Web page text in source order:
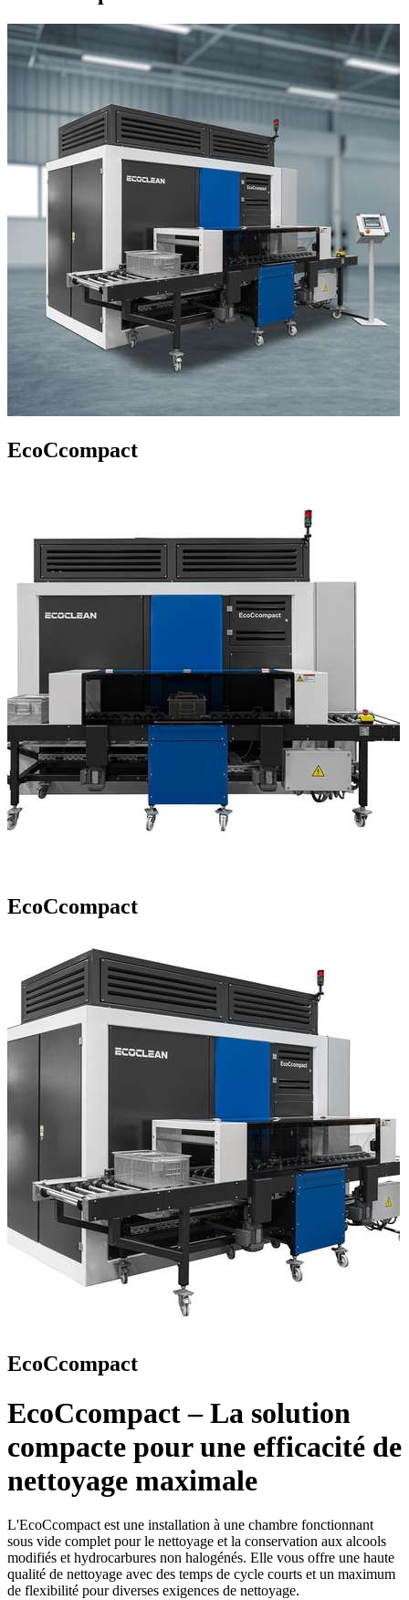
EcoCcompact
EcoCcompact
EcoCcompact
EcoCcompact – La solution
compacte pour une efficacité de
nettoyage maximale
L'EcoCcompact est une installation à une chambre fonctionnant
sous vide complet pour le nettoyage et la conservation aux alcools
modifiés et hydrocarbures non halogénés. Elle vous offre une haute
qualité de nettoyage avec des temps de cycle courts et un maximum
de flexibilité pour diverses exigences de nettoyage.